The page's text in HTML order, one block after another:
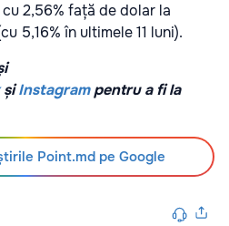
2,56% față de dolar la
5,16% în ultimele 11 luni).
șiInstagrampentru a fi la
Point.md pe Google